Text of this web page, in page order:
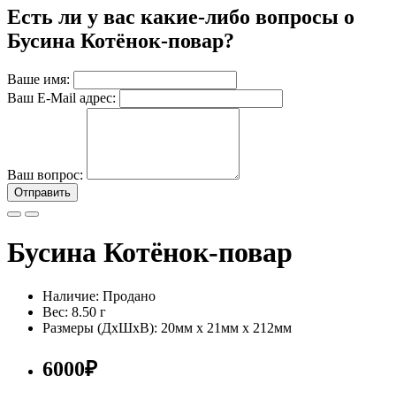
Есть ли у вас какие-либо вопросы о
Бусина Котёнок-повар?
Ваше имя:
Ваш E-Mail адрес:
Ваш вопрос:
Отправить
Бусина Котёнок-повар
Наличие: Продано
Вес: 8.50 г
Размеры (ДxШxВ): 20мм x 21мм x 212мм
6000₽